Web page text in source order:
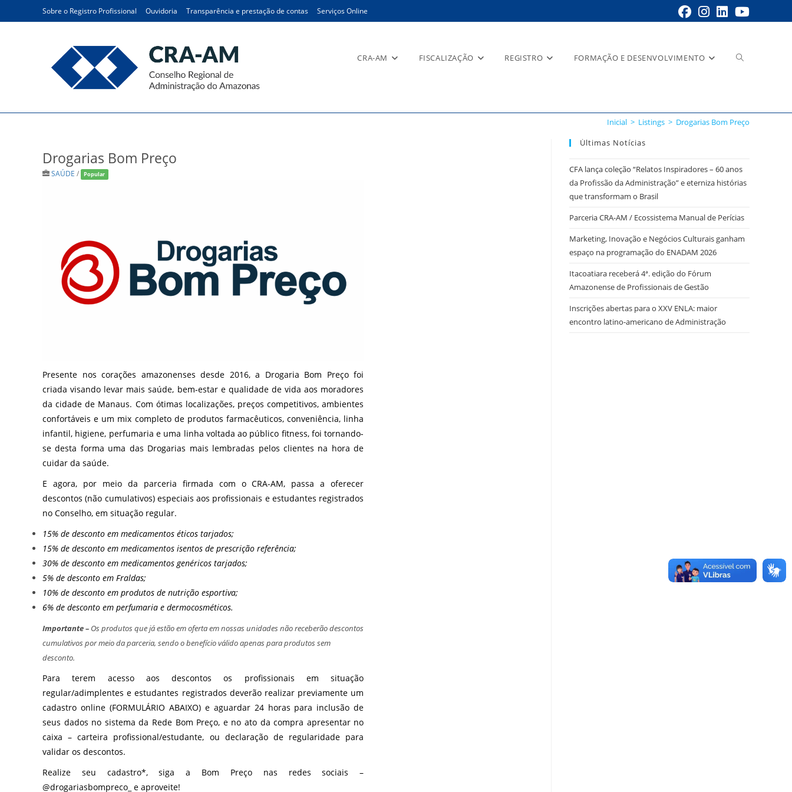
Sobre o Registro Profissional Ouvidoria Transparência e prestação de contas Serviços Online
CRA-AM FISCALIZAÇÃO REGISTRO FORMAÇÃO E DESENVOLVIMENTO
Inicial > Listings > Drogarias Bom Preço
Drogarias Bom Preço
SAÚDE / Popular
Presente nos corações amazonenses desde 2016, a Drogaria Bom Preço foi
criada visando levar mais saúde, bem-estar e qualidade de vida aos moradores
da cidade de Manaus. Com ótimas localizações, preços competitivos, ambientes
confortáveis e um mix completo de produtos farmacêuticos, conveniência, linha
infantil, higiene, perfumaria e uma linha voltada ao público fitness, foi tornando-
se desta forma uma das Drogarias mais lembradas pelos clientes na hora de
cuidar da saúde.
E agora, por meio da parceria firmada com o CRA-AM, passa a oferecer
descontos (não cumulativos) especiais aos profissionais e estudantes registrados
no Conselho, em situação regular.
15% de desconto em medicamentos éticos tarjados;
15% de desconto em medicamentos isentos de prescrição referência;
30% de desconto em medicamentos genéricos tarjados;
5% de desconto em Fraldas;
10% de desconto em produtos de nutrição esportiva;
6% de desconto em perfumaria e dermocosméticos.
Importante – Os produtos que já estão em oferta em nossas unidades não receberão descontos
cumulativos por meio da parceria, sendo o benefício válido apenas para produtos sem
desconto.
Para terem acesso aos descontos os profissionais em situação
regular/adimplentes e estudantes registrados deverão realizar previamente um
cadastro online (FORMULÁRIO ABAIXO) e aguardar 24 horas para inclusão de
seus dados no sistema da Rede Bom Preço, e no ato da compra apresentar no
caixa – carteira profissional/estudante, ou declaração de regularidade para
validar os descontos.
Realize seu cadastro*, siga a Bom Preço nas redes sociais –
@drogariasbompreco_ e aproveite!
Últimas Notícias
CFA lança coleção “Relatos Inspiradores – 60 anos
da Profissão da Administração” e eterniza histórias
que transformam o Brasil
Parceria CRA-AM / Ecossistema Manual de Perícias
Marketing, Inovação e Negócios Culturais ganham
espaço na programação do ENADAM 2026
Itacoatiara receberá 4ª. edição do Fórum
Amazonense de Profissionais de Gestão
Inscrições abertas para o XXV ENLA: maior
encontro latino-americano de Administração